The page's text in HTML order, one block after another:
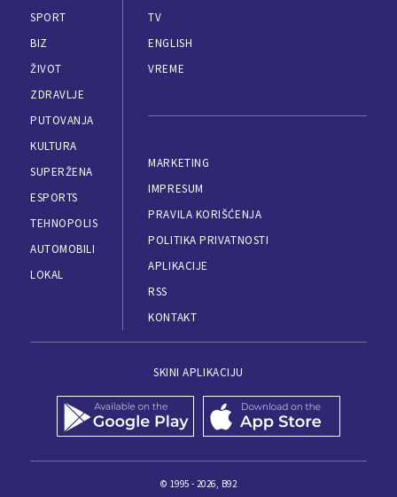
SPORT
BIZ
ŽIVOT
ZDRAVLJE
PUTOVANJA
KULTURA
SUPERŽENA
ESPORTS
TEHNOPOLIS
AUTOMOBILI
LOKAL
TV
ENGLISH
VREME
MARKETING
IMPRESUM
PRAVILA KORIŠĆENJA
POLITIKA PRIVATNOSTI
APLIKACIJE
RSS
KONTAKT
SKINI APLIKACIJU
© 1995 - 2026, B92